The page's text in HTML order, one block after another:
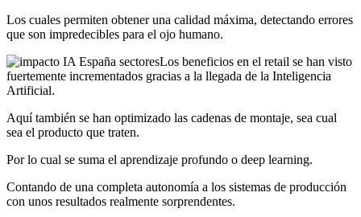
Los cuales permiten obtener una calidad máxima, detectando errores
que son impredecibles para el ojo humano.
Los beneficios en el retail se han visto
fuertemente incrementados gracias a la llegada de la Inteligencia
Artificial.
Aquí también se han optimizado las cadenas de montaje, sea cual
sea el producto que traten.
Por lo cual se suma el aprendizaje profundo o deep learning.
Contando de una completa autonomía a los sistemas de producción
con unos resultados realmente sorprendentes.